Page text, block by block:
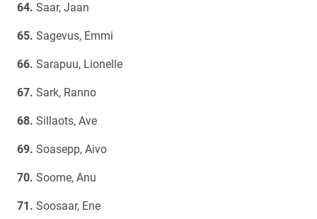
Saar, Jaan
Sagevus, Emmi
Sarapuu, Lionelle
Sark, Ranno
Sillaots, Ave
Soasepp, Aivo
Soome, Anu
Soosaar, Ene